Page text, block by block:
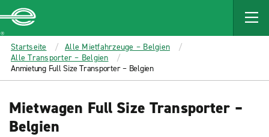
MAIN
CONTENT
Enterprise
Startseite
Alle Mietfahrzeuge – Belgien
Alle Transporter – Belgien
Anmietung Full Size Transporter – Belgien
Mietwagen Full Size Transporter –
Belgien